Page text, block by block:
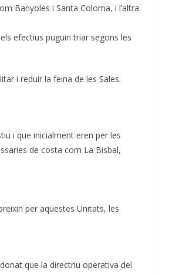
Banyoles i Santa Coloma, i l’altra
efectius puguin triar segons les
i reduir la feina de les Sales.
i que inicialment eren per les
de costa com La Bisbal,
per aquestes Unitats, les
que la directriu operativa del